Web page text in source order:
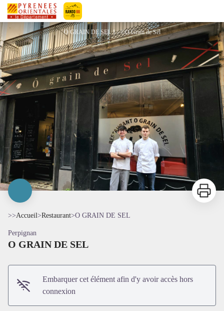
Pyrénées-Orientales Le Département
O GRAIN DE SEL
O GRAIN DE SEL 1 - ©O Grain de Sel
Voir l'image en plein écran
Imprimer
>>Accueil>Restaurant>O GRAIN DE SEL
Perpignan
O GRAIN DE SEL
Embarquer cet élément afin d'y avoir accès hors
connexion